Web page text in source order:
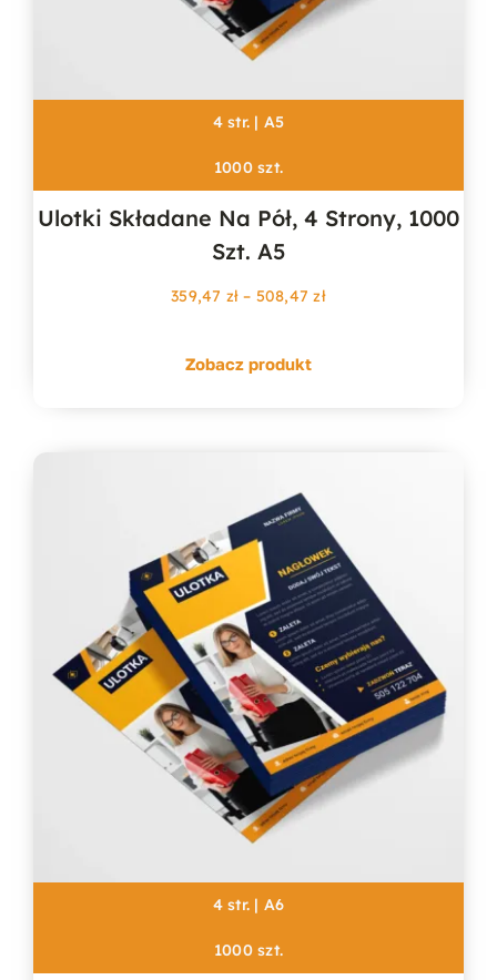
4 str. | A5
1000 szt.
Ulotki Składane Na Pół, 4 Strony, 1000
Szt. A5
359,47 zł – 508,47złZakres
Zobacz produkt
4 str. | A6
1000 szt.